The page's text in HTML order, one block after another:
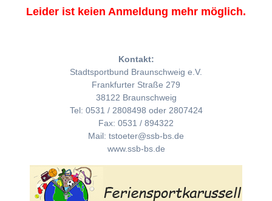
Leider ist keien Anmeldung mehr möglich.
Kontakt:
Stadtsportbund Braunschweig e.V.
Frankfurter Straße 279
38122 Braunschweig
Tel: 0531 / 2808498 oder 2807424
Fax: 0531 / 894322
Mail: tstoeter@ssb-bs.de
www.ssb-bs.de